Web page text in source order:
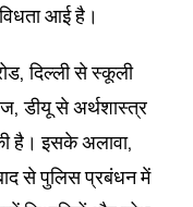
आई है।
दिल्ली से स्कूली
डीयू से अर्थशास्त्र
है। इसके अलावा,
से पुलिस प्रबंधन में